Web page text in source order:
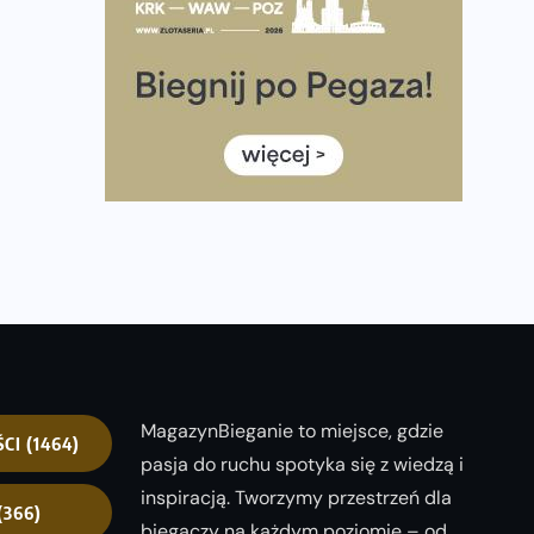
historii. Ponad 12 tysięcy uczestników pobiegło
Tętno vs tempo – czym kierować się w
Co ma dużo białka? Produkty, które warto
poradnik przed startem
(1464)
MagazynBieganie to miejsce, gdzie
pasja do ruchu spotyka się z wiedzą i
inspiracją. Tworzymy przestrzeń dla